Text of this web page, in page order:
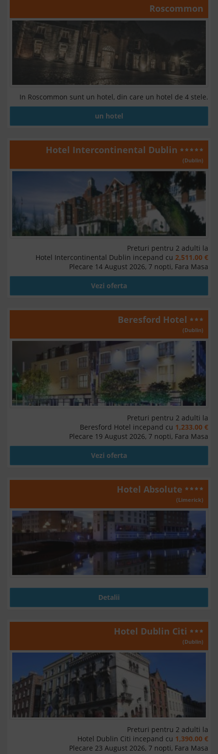
Roscommon
In Roscommon sunt un hotel, din care un hotel de 4 stele.
un hotel
Hotel Intercontinental Dublin
(Dublin)
Preturi pentru 2 adulti la
Hotel Intercontinental Dublin incepand cu 2,511.00 €
Plecare 14 August 2026, 7 nopti, Fara Masa
Vezi oferta
Beresford Hotel
(Dublin)
Preturi pentru 2 adulti la
Beresford Hotel incepand cu 1,233.00 €
Plecare 19 August 2026, 7 nopti, Fara Masa
Vezi oferta
Hotel Absolute
(Limerick)
Detalii
Hotel Dublin Citi
(Dublin)
Preturi pentru 2 adulti la
Hotel Dublin Citi incepand cu 1,390.00 €
Plecare 23 August 2026, 7 nopti, Fara Masa